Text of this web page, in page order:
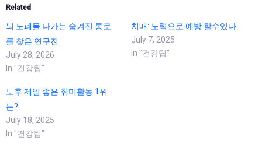
Related
뇌 노폐물 나가는 숨겨진 통로
를 찾은 연구진
July 28, 2026
In "건강팁"
치매: 노력으로 예방 할수있다
July 7, 2025
In "건강팁"
노후 제일 좋은 취미활동 1위
는?
July 18, 2025
In "건강팁"